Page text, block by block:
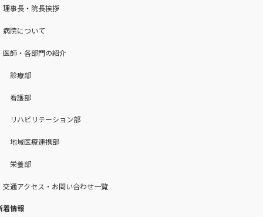
理事長・院長挨拶
病院について
医師・各部門の紹介
診療部
看護部
リハビリテーション部
地域医療連携部
栄養部
交通アクセス・お問い合わせ一覧
着情報